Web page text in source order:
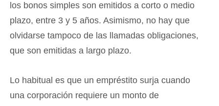
los bonos simples son emitidos a corto o medio
plazo, entre 3 y 5 años. Asimismo, no hay que
olvidarse tampoco de las llamadas obligaciones,
que son emitidas a largo plazo.
Lo habitual es que un empréstito surja cuando
una corporación requiere un monto de